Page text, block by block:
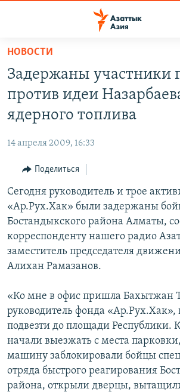
Вернуться
основному
содержанию
Вернутся
главной
навигации
Вернутся
поиску
КАЗАХСТАН
ТАДЖИКИСТАН
НОВОСТИ
ВОЙНА В УКРАИНЕ
ҚАЗАҚША
КЫРГЫЗЧА
ЎЗБЕКЧА
ТОҶИКӢ
TÜRKMENÇE
Все сайты РСЕ/РС
НОВОСТИ
Задержаны участники
против идеи
ядерного топлива
14 апреля 2009, 16:33
Поделиться
Сегодня руководитель и трое
«Ар.Рух.Хак» были задержаны
Бостандыкского района Алматы,
корреспонденту нашего радио
заместитель председателя
Алихан Рамазанов.
«Ко мне в офис пришла Бахытжан
руководитель фонда «Ар.Рух.Хак»,
подвезти до площади Республики.
начали выезжать с места
машину заблокировали бойцы
отряда быстрого реагирования
района, открыли дверцы,